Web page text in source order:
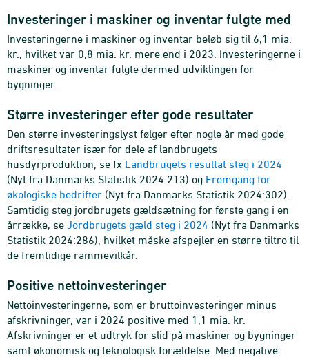
Investeringer i maskiner og inventar fulgte med
Investeringerne i maskiner og inventar beløb sig til 6,1 mia.
kr., hvilket var 0,8 mia. kr. mere end i 2023. Investeringerne i
maskiner og inventar fulgte dermed udviklingen for
bygninger.
Større investeringer efter gode resultater
Den større investeringslyst følger efter nogle år med gode
driftsresultater især for dele af landbrugets
husdyrproduktion, se fx Landbrugets resultat steg i 2024
(Nyt fra Danmarks Statistik 2024:213) og Fremgang for
økologiske bedrifter (Nyt fra Danmarks Statistik 2024:302).
Samtidig steg jordbrugets gældsætning for første gang i en
årrække, se Jordbrugets gæld steg i 2024 (Nyt fra Danmarks
Statistik 2024:286), hvilket måske afspejler en større tiltro til
de fremtidige rammevilkår.
Positive nettoinvesteringer
Nettoinvesteringerne, som er bruttoinvesteringer minus
afskrivninger, var i 2024 positive med 1,1 mia. kr.
Afskrivninger er et udtryk for slid på maskiner og bygninger
samt økonomisk og teknologisk forældelse. Med negative